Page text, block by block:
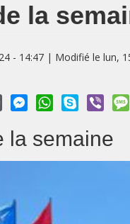
la
- 14:47 | Modifié le lun,
WordPressMessengerWhatsApp
Skype Viber
la semaine